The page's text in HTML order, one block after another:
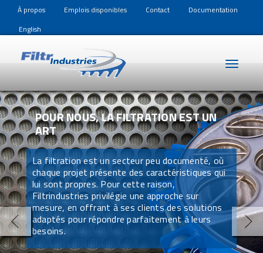
À propos Emplois disponibles Contact
Documentation
English
POUR NOUS, LA FILTRATION EST UN
ART
La filtration est un secteur peu documenté, où
chaque projet présente des caractéristiques qui
lui sont propres. Pour cette raison,
Filtrindustries privilégie une approche sur
mesure, en offrant à ses clients des solutions
adaptés pour répondre parfaitement à leurs
besoins.
Toggle